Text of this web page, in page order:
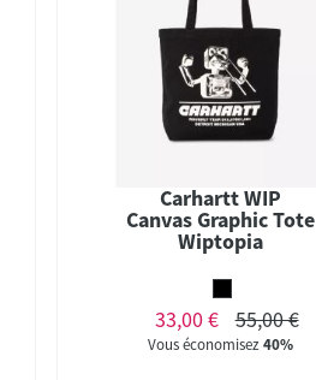
Carhartt WIP
Canvas Graphic Tote
Wiptopia
33,00 € 55,00 €
Vous économisez40%